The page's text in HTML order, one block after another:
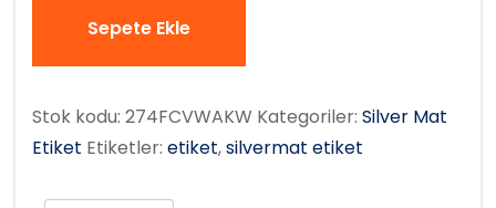
Sepete Ekle
Stok kodu: 274FCVWAKW Kategoriler: Silver Mat
Etiket Etiketler: etiket,silvermat etiket